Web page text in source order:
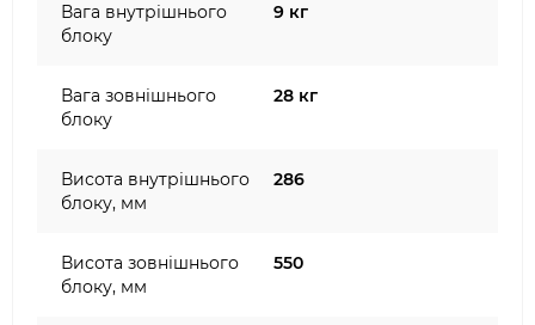
Вага внутрішнього
блоку
9 кг
Вага зовнішнього
блоку
28 кг
Висота внутрішнього
блоку, мм
286
Висота зовнішнього
блоку, мм
550